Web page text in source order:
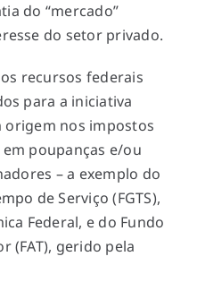
do “mercado”
do setor privado.
recursos federais
para a iniciativa
origem nos impostos
poupanças e/ou
– a exemplo do
de Serviço (FGTS),
Federal, e do Fundo
(FAT), gerido pela